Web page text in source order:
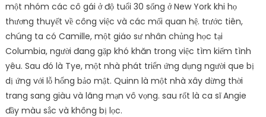
một nhóm các cô gái ở độ tuổi 30 sống ở New York khi họ
thương thuyết về công việc và các mối quan hệ. trước tiên,
chúng ta có Camille, một giáo sư nhân chủng học tại
Columbia, người đang gặp khó khăn trong việc tìm kiếm tình
yêu. Sau đó là Tye, một nhà phát triển ứng dụng người que bị
dị ứng với lỗ hổng bảo mật. Quinn là một nhà xây dừng thời
trang sang giàu và lãng mạn vô vọng. sau rốt là ca sĩ Angie
đầy màu sắc và không bị lọc.